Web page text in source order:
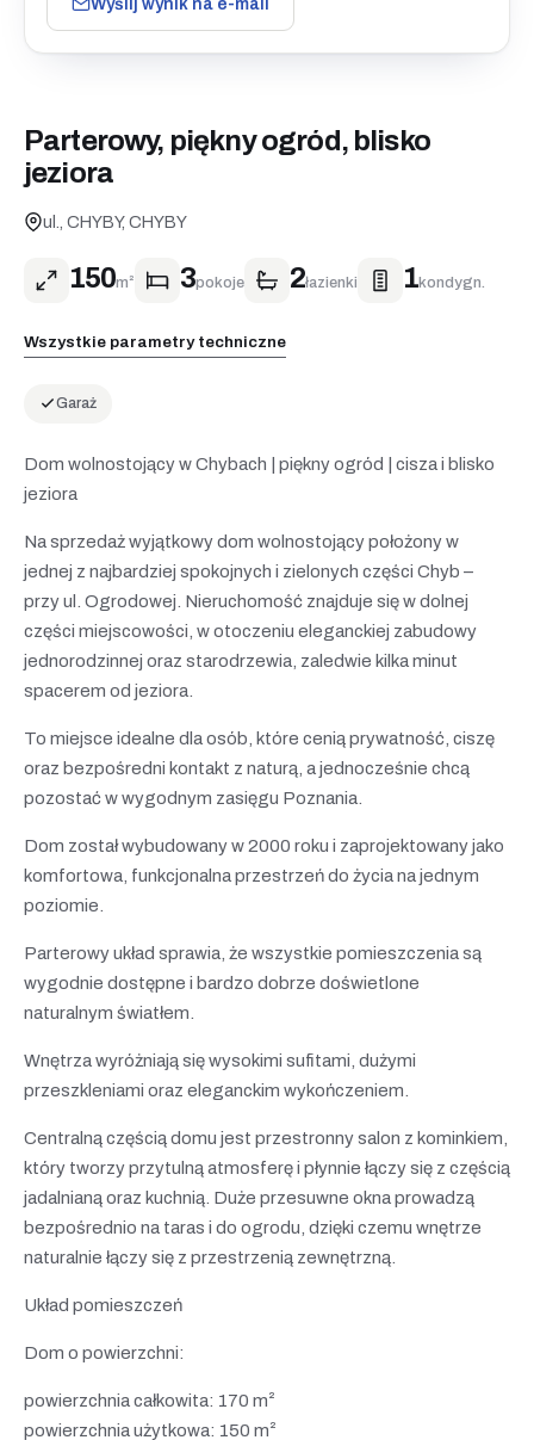
Wyślij wynik na e-mail
Parterowy, piękny ogród, blisko
jeziora
ul., CHYBY, CHYBY
150m² 3pokoje 2łazienki 1kondygn.
Wszystkie parametry techniczne
Garaż
Dom wolnostojący w Chybach | piękny ogród | cisza i blisko
jeziora
Na sprzedaż wyjątkowy dom wolnostojący położony w
jednej z najbardziej spokojnych i zielonych części Chyb –
przy ul. Ogrodowej. Nieruchomość znajduje się w dolnej
części miejscowości, w otoczeniu eleganckiej zabudowy
jednorodzinnej oraz starodrzewia, zaledwie kilka minut
spacerem od jeziora.
To miejsce idealne dla osób, które cenią prywatność, ciszę
oraz bezpośredni kontakt z naturą, a jednocześnie chcą
pozostać w wygodnym zasięgu Poznania.
Dom został wybudowany w 2000 roku i zaprojektowany jako
komfortowa, funkcjonalna przestrzeń do życia na jednym
poziomie.
Parterowy układ sprawia, że wszystkie pomieszczenia są
wygodnie dostępne i bardzo dobrze doświetlone
naturalnym światłem.
Wnętrza wyróżniają się wysokimi sufitami, dużymi
przeszkleniami oraz eleganckim wykończeniem.
Centralną częścią domu jest przestronny salon z kominkiem,
który tworzy przytulną atmosferę i płynnie łączy się z częścią
jadalnianą oraz kuchnią. Duże przesuwne okna prowadzą
bezpośrednio na taras i do ogrodu, dzięki czemu wnętrze
naturalnie łączy się z przestrzenią zewnętrzną.
Układ pomieszczeń
Dom o powierzchni:
powierzchnia całkowita: 170 m²
powierzchnia użytkowa: 150 m²